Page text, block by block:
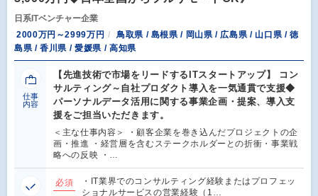
日系ITベンチャー企業
2000万円～2999万円
鳥取県 / 島根県 / 岡山県 / 広島県 / 山口県 / 徳
島県 / 香川県 / 愛媛県 / 高知県
仕事
内容
【先進技術で市場をリードするITスタートアップ】 コン
サルティング～自社プロダクト導入を一気通貫で支援◆
パーソナルデータ活用に関する事業企画・提案、導入支
援をご担当いただきます。
＜主な仕事内容＞ ・顧客企業を巻き込んだプロジェクトの企
画・推進 ・経営層を含むステークホルダーとの折衝・事業戦
略への反映 ・…
必須
・IT業界でのコンサルティング経験またはプロフェッ
ショナルサービスの営業経験（1…